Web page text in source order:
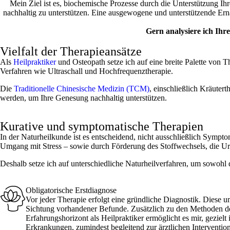
Mein Ziel ist es, biochemische Prozesse durch die Unterstützung
nachhaltig zu unterstützen. Eine ausgewogene und unterstützende
Gern analysiere ich
Vielfalt der Therapieansätze
Als Heilpraktikerund Osteopath setze ich auf eine breite Palette von
Verfahren wie Ultraschall und Hochfrequenztherapie.
Die Traditionelle Chinesische Medizin (TCM), einschließlich
werden, um Ihre Genesung nachhaltig unterstützen.
Kurative und symptomatische Therapien
In der Naturheilkunde ist es entscheidend, nicht ausschließlich
Umgang mit Stress – sowie durch Förderung des Stoffwechsels, die
Deshalb setze ich auf unterschiedliche Naturheilverfahren, um
Obligatorische Erstdiagnose
Vor jeder Therapie erfolgt eine gründliche Diagnostik. Diese
Sichtung vorhandener Befunde. Zusätzlich zu den Methoden
Erfahrungshorizont als Heilpraktiker ermöglicht es mir,
Erkrankungen, zumindest begleitend zur ärztlichen